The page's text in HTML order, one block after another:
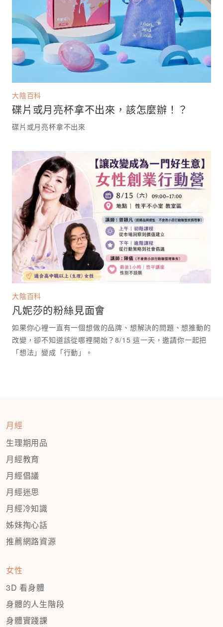
大陰百科
碟片或月亮杯拿不出來，該怎麼辦！？
碟片或月亮杯拿不出來
大陰百科
凡妮莎的粉絲見面會
如果你心裡一直有一個想做的品牌、想解決的問題、想推動的
改變，卻不知道該從哪裡開始？8/15 這一天，邀請你一起把
「想法」變成「行動」。
月經
生理期用品
月經教育
月經倡議
月經迷思
月經冷知識
姊妹掏心話
推薦網路資源
女性
3D 看身體
身體的人生階段
身體實踐課